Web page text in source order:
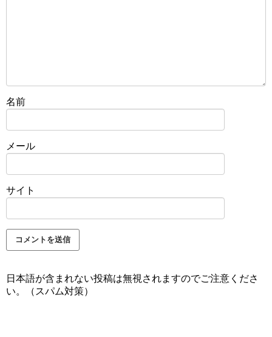
名前
メール
サイト
日本語が含まれない投稿は無視されますのでご注意くださ
い。（スパム対策）